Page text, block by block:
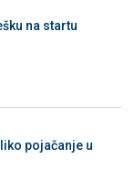
na startu
pojačanje u